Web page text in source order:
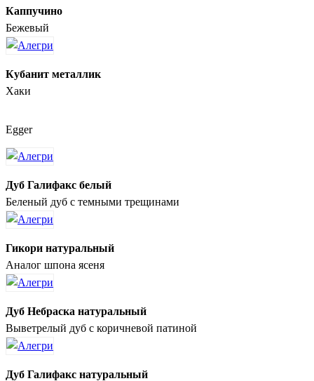
Каппучино
Бежевый
Кубанит металлик
Хаки
Egger
Дуб Галифакс белый
Беленый дуб с темными трещинами
Гикори натуральный
Аналог шпона ясеня
Дуб Небраска натуральный
Выветрелый дуб с коричневой патиной
Дуб Галифакс натуральный